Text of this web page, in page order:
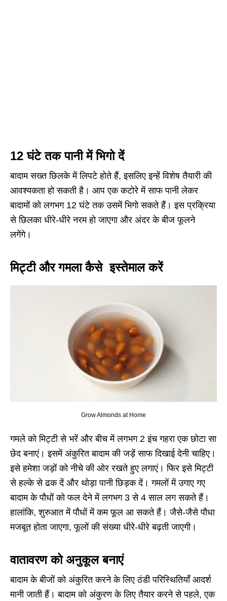
12 घंटे तक पानी में भिगो दें
बादाम सख्त छिलके में लिपटे होते हैं, इसलिए इन्हें विशेष तैयारी की
आवश्यकता हो सकती है। आप एक कटोरे में साफ पानी लेकर
बादामों को लगभग 12 घंटे तक उसमें भिगो सकते हैं। इस प्रक्रिया
से छिलका धीरे-धीरे नरम हो जाएगा और अंदर के बीज फूलने
लगेंगे।
मिट्टी और गमला कैसे इस्तेमाल करें
Grow Almonds at Home
गमले को मिट्टी से भरें और बीच में लगभग 2 इंच गहरा एक छोटा सा
छेद बनाएं। इसमें अंकुरित बादाम की जड़ें साफ दिखाई देनी चाहिए।
इसे हमेशा जड़ों को नीचे की ओर रखते हुए लगाएं। फिर इसे मिट्टी
से हल्के से ढक दें और थोड़ा पानी छिड़क दें। गमलों में उगाए गए
बादाम के पौधों को फल देने में लगभग 3 से 4 साल लग सकते हैं।
हालांकि, शुरुआत में पौधों में कम फूल आ सकते हैं। जैसे-जैसे पौधा
मजबूत होता जाएगा, फूलों की संख्या धीरे-धीरे बढ़ती जाएगी।
वातावरण को अनुकूल बनाएं
बादाम के बीजों को अंकुरित करने के लिए ठंडी परिस्थितियाँ आदर्श
मानी जाती हैं। बादाम को अंकुरण के लिए तैयार करने से पहले, एक